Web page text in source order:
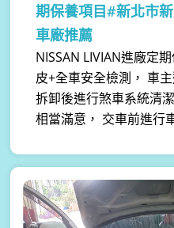
期保養項目#新北市
車廠推薦
NISSAN LIVIAN進廠定
皮+全車安全檢測， 車
拆卸後進行煞車系統清
相當滿意， 交車前進行